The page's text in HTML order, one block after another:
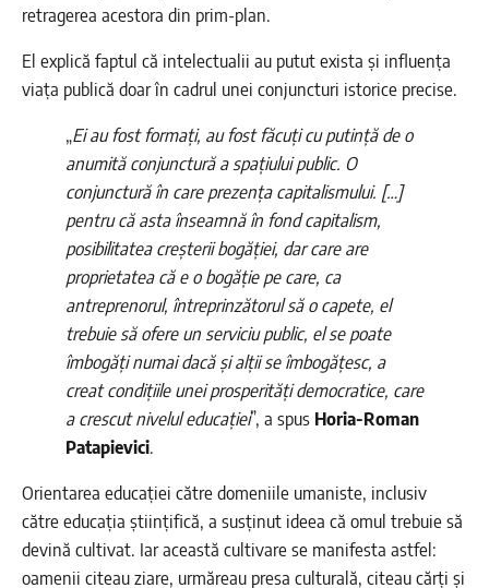
retragerea acestora din prim-plan.
El explică faptul că intelectualii au putut exista și influența
viața publică doar în cadrul unei conjuncturi istorice precise.
„Ei au fost formați, au fost făcuți cu putință de o
anumită conjunctură a spațiului public. O
conjunctură în care prezența capitalismului. […]
pentru că asta înseamnă în fond capitalism,
posibilitatea creșterii bogăției, dar care are
proprietatea că e o bogăție pe care, ca
antreprenorul, întreprinzătorul să o capete, el
trebuie să ofere un serviciu public, el se poate
îmbogăți numai dacă și alții se îmbogățesc, a
creat condițiile unei prosperități democratice, care
a crescut nivelul educației”, a spus Horia-Roman
Patapievici.
Orientarea educației către domeniile umaniste, inclusiv
către educația științifică, a susținut ideea că omul trebuie să
devină cultivat. Iar această cultivare se manifesta astfel:
oamenii citeau ziare, urmăreau presa culturală, citeau cărți și